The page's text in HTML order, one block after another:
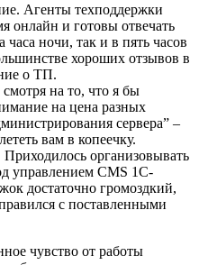
Агенты техподдержки
онлайн и готовы отвечать
ночи, так и в пять часов
хороших отзывов в
о ТП.
на то, что я бы
на цена разных
сервера” –
вам в копеечку.
организовывать
управлением CMS 1C-
достаточно громоздкий,
с поставленными
чувство от работы